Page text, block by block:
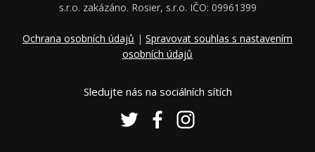
s.r.o. zakázáno. Rosier, s.r.o. IČO: 09961399
Ochrana osobních údajů | Spravovat souhlas s nastavením
osobních údajů
Sledujte nás na sociálních sítích